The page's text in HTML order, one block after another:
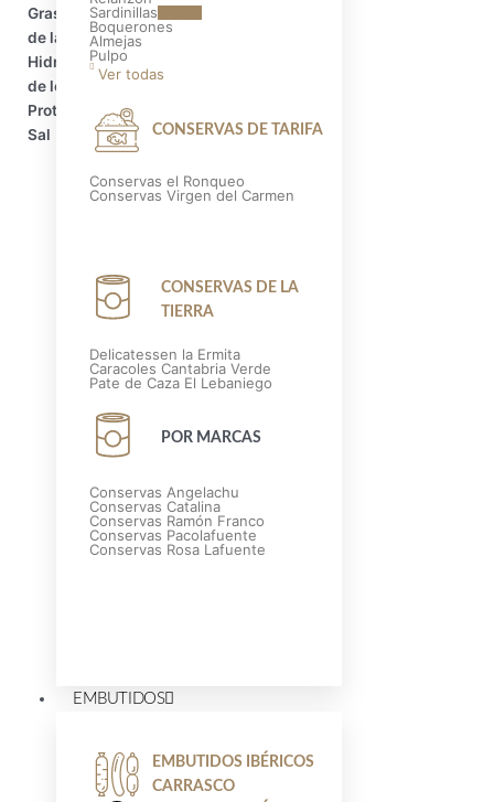
Sardinillas
Boquerones
Almejas
Pulpo
Ver todas
CONSERVAS DE TARIFA
Conservas el Ronqueo
Conservas Virgen del Carmen
CONSERVAS DE LA
TIERRA
Delicatessen la Ermita
Caracoles Cantabria Verde
Pate de Caza El Lebaniego
POR MARCAS
Conservas Angelachu
Conservas Catalina
Conservas Ramón Franco
Conservas Pacolafuente
Conservas Rosa Lafuente
premium
EMBUTIDOS
EMBUTIDOS IBÉRICOS
CARRASCO
Grasas 12,0 g
de las cuales saturadas: 2,2 g
Hidratos de carbono 0,3 g
de los cuales azúcares 0,0 g
Proteínas 25,0 g
Sal 9,0 g